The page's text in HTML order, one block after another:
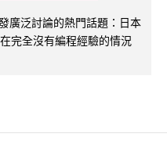
廣泛討論的熱門話題：日本
完全沒有編程經驗的情況